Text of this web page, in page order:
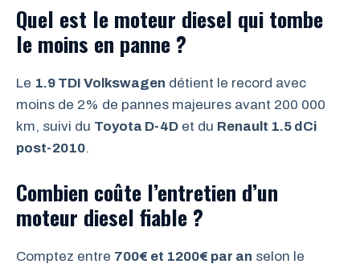
Quel est le moteur diesel qui tombe
le moins en panne ?
Le 1.9 TDI Volkswagen détient le record avec
moins de 2% de pannes majeures avant 200 000
km, suivi du Toyota D-4D et du Renault 1.5 dCi
post-2010.
Combien coûte l’entretien d’un
moteur diesel fiable ?
Comptez entre 700€ et 1200€ par an selon le